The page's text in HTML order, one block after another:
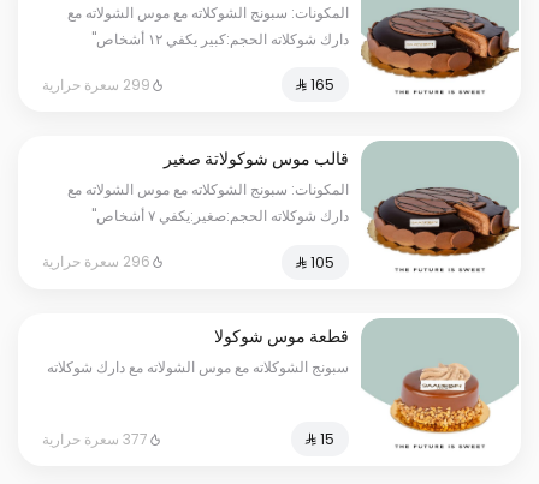
المكونات: سبونج الشوكلاته مع موس الشولاته مع
دارك شوكلاته الحجم:كبير يكفي ١٢ أشخاص"
299 سعرة حرارية
قالب موس شوكولاتة صغير
المكونات: سبونج الشوكلاته مع موس الشولاته مع
دارك شوكلاته الحجم:صغير:يكفي ٧ أشخاص"
296 سعرة حرارية
قطعة موس شوكولا
سبونج الشوكلاته مع موس الشولاته مع دارك شوكلاته
377 سعرة حرارية